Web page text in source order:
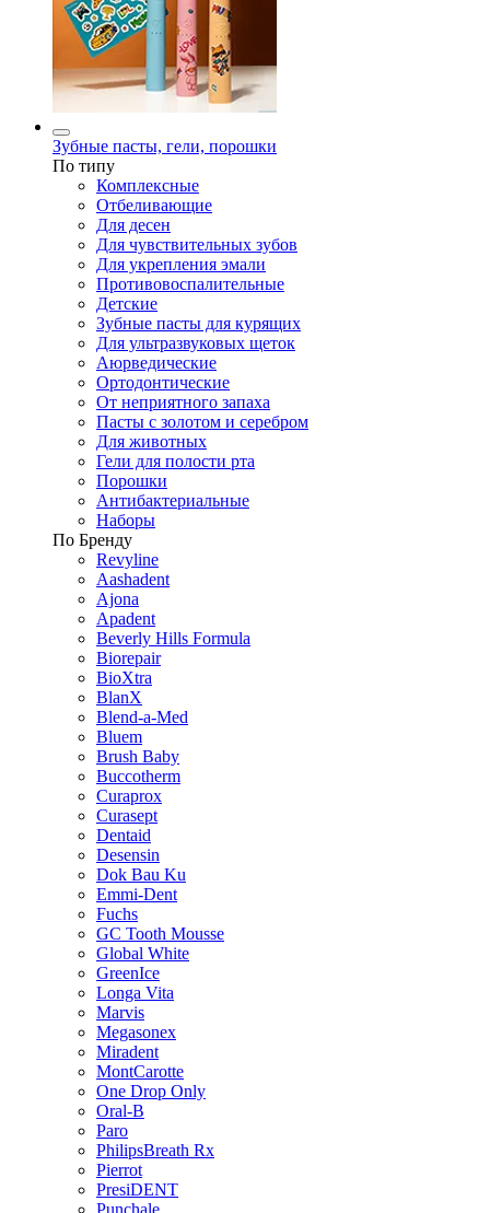
Зубные пасты, гели, порошки
По типу
Комплексные
Отбеливающие
Для десен
Для чувствительных зубов
Для укрепления эмали
Противовоспалительные
Детские
Зубные пасты для курящих
Для ультразвуковых щеток
Аюрведические
Ортодонтические
От неприятного запаха
Пасты с золотом и серебром
Для животных
Гели для полости рта
Порошки
Антибактериальные
Наборы
По Бренду
Revyline
Aashadent
Ajona
Apadent
Beverly Hills Formula
Biorepair
BioXtra
BlanX
Blend-a-Med
Bluem
Brush Baby
Buccotherm
Curaprox
Curasept
Dentaid
Desensin
Dok Bau Ku
Emmi-Dent
Fuchs
GC Tooth Mousse
Global White
GreenIce
Longa Vita
Marvis
Megasonex
Miradent
MontCarotte
One Drop Only
Oral-B
Paro
PhilipsBreath Rx
Pierrot
PresiDENT